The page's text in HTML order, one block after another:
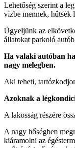
Lehetőség szerint a
vízbe mennek, hűtsék
Ügyeljünk az
állatokat parkoló
Ha valaki autóban
nagy melegben.
Aki teheti,
Azoknak a
A lakosság részére
A nagy hőségben
kiáramolni az